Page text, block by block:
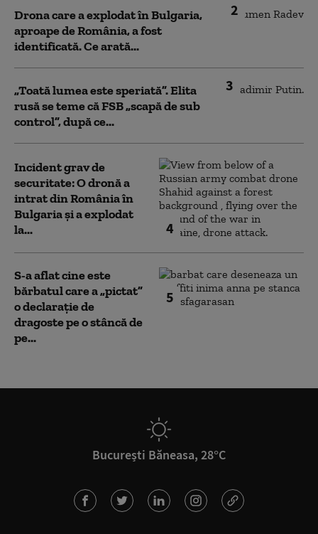
2
Drona care a explodat în Bulgaria,
aproape de România, a fost
identificată. Ce arată...
3
„Toată lumea este speriată”. Elita
rusă se teme că FSB „scapă de sub
control”, după ce...
4
Incident grav de
securitate: O dronă a
intrat din România în
Bulgaria şi a explodat
la...
5
S-a aflat cine este
bărbatul care a „pictat”
o declarație de
dragoste pe o stâncă de
pe...
București Băneasa, 28°C